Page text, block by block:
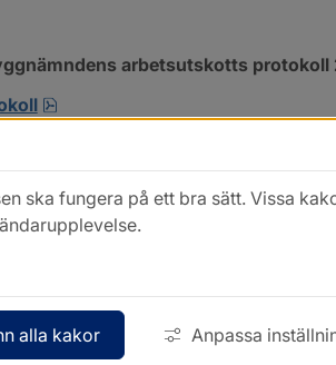
arbetsutskotts
pdf, 419.9 kB, öppnas i nytt
ska fungera på ett bra sätt. Vissa
alla kakor Anpassa